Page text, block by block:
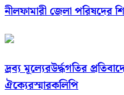
নীলফামারী জেলা পরিষদের
দ্রব্য মূল্যেরউর্দ্ধগতির
ঐক্যেরস্মারকলিপি